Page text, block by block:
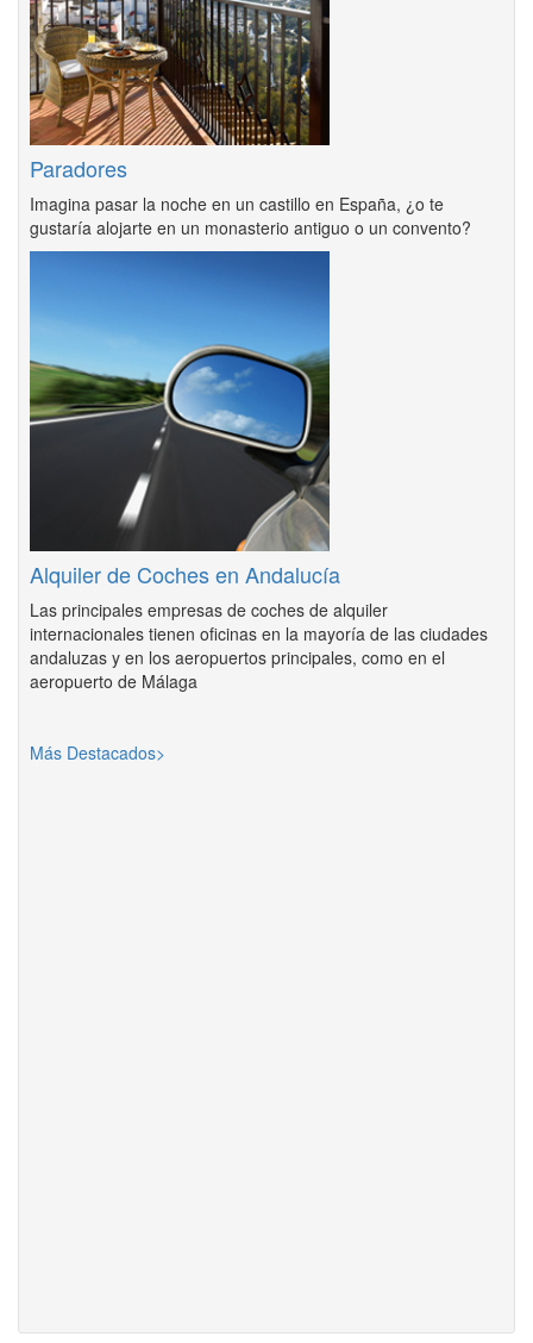
Paradores
Imagina pasar la noche en un castillo en España, ¿o te
gustaría alojarte en un monasterio antiguo o un convento?
Alquiler de Coches en Andalucía
Las principales empresas de coches de alquiler
internacionales tienen oficinas en la mayoría de las ciudades
andaluzas y en los aeropuertos principales, como en el
aeropuerto de Málaga
Más Destacados>